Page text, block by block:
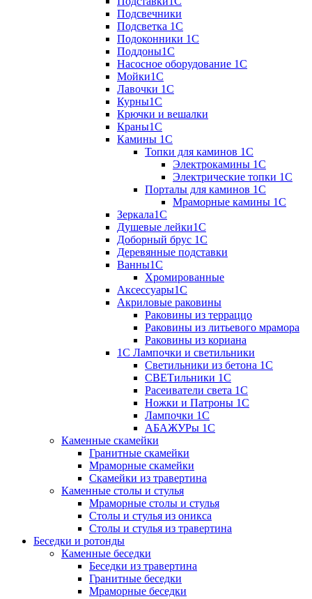
Подсвечники
Подсветка 1С
Подоконники 1С
Поддоны1С
Насосное оборудование 1С
Мойки1С
Лавочки 1С
Курны1С
Крючки и вешалки
Краны1С
Камины 1C
Топки для каминов 1C
Электрокамины 1С
Электрические топки 1C
Порталы для каминов 1С
Мраморные камины 1C
Зеркала1С
Душевые лейки1С
Доборный брус 1С
Деревянные подставки
Ванны1С
Хромированные
Аксессуары1С
Акриловые раковины
Раковины из терраццо
Раковины из литьевого мрамора
Раковины из кориана
1С Лампочки и светильники
Светильники из бетона 1С
СВЕТильники 1С
Расеиватели света 1С
Ножки и Патроны 1С
Лампочки 1С
АБАЖУРы 1С
Каменные скамейки
Гранитные скамейки
Мраморные скамейки
Скамейки из травертина
Каменные столы и стулья
Мраморные столы и стулья
Столы и стулья из оникса
Столы и стулья из травертина
Беседки и ротонды
Каменные беседки
Беседки из травертина
Гранитные беседки
Мраморные беседки